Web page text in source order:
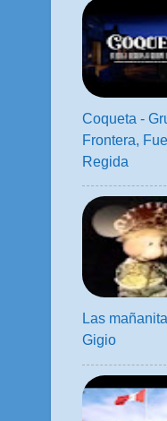
Coqueta -
Frontera,
Regida
Las
Gigio